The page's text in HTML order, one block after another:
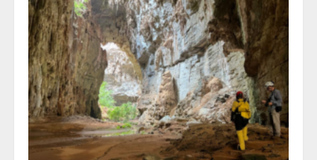
2
Em ato pelo fim do feminicídio,
Cristo Redentor se iluminou na cor
laranja